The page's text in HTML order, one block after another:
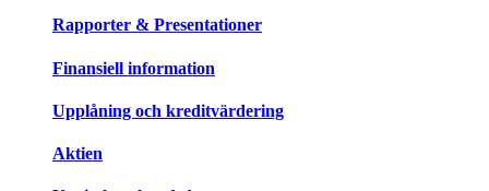
Rapporter & Presentationer
Finansiell information
Upplåning och kreditvärdering
Aktien